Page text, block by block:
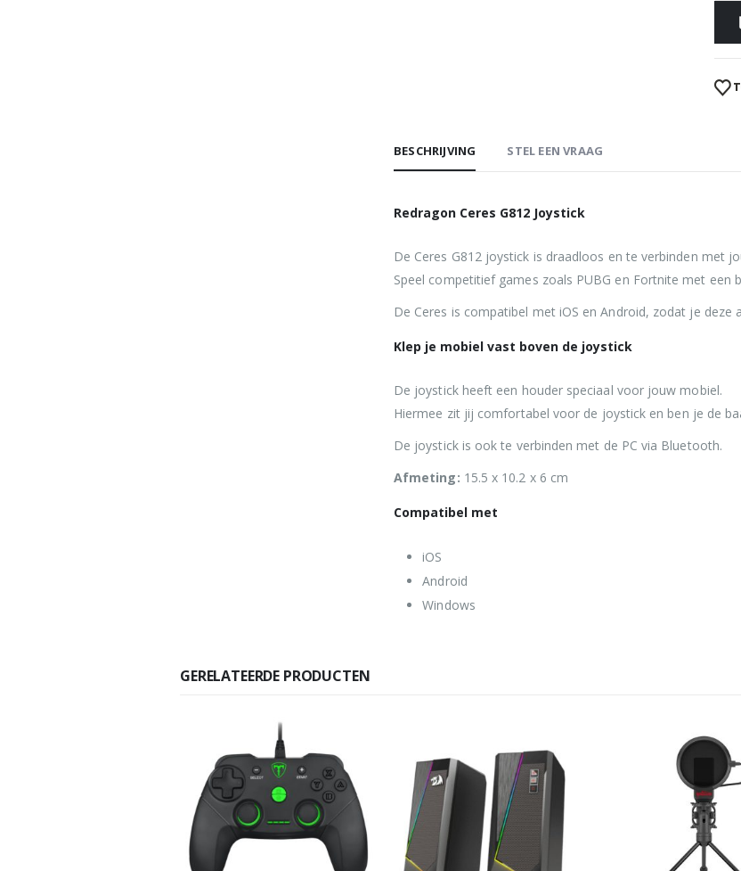
BESCHRIJVING STEL EEN VRAAG
Redragon Ceres G812 Joystick
De Ceres G812 joystick is draadloos en te verbinden met
Speel competitief games zoals PUBG en Fortnite met een
De Ceres is compatibel met iOS en Android, zodat je deze
Klep je mobiel vast boven de joystick
De joystick heeft een houder speciaal voor jouw mobiel.
Hiermee zit jij comfortabel voor de joystick en ben je de
De joystick is ook te verbinden met de PC via Bluetooth.
Afmeting: 15.5 x 10.2 x 6 cm
Compatibel met
iOS
Android
Windows
GERELATEERDE PRODUCTEN